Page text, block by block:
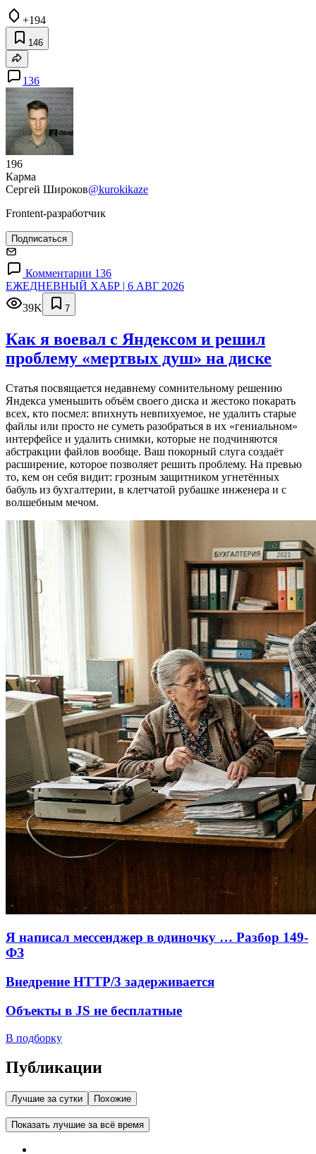
+194
146
136
196
Карма
Сергей Широков@kurokikaze
Frontent-разработчик
Подписаться
Комментарии 136
ЕЖЕДНЕВНЫЙ ХАБР | 6 АВГ 2026
39K
7
Как я воевал с Яндексом и решил
проблему «мертвых душ» на диске
Статья посвящается недавнему сомнительному решению
Яндекса уменьшить объём своего диска и жестоко покарать
всех, кто посмел: впихнуть невпихуемое, не удалить старые
файлы или просто не суметь разобраться в их «гениальном»
интерфейсе и удалить снимки, которые не подчиняются
абстракции файлов вообще. Ваш покорный слуга создаёт
расширение, которое позволяет решить проблему. На превью
то, кем он себя видит: грозным защитником угнетённых
бабуль из бухгалтерии, в клетчатой рубашке инженера и с
волшебным мечом.
Я написал мессенджер в одиночку … Разбор 149-
ФЗ
Внедрение HTTP/3 задерживается
Объекты в JS не бесплатные
В подборку
Публикации
Лучшие за сутки Похожие
Показать лучшие за всё время